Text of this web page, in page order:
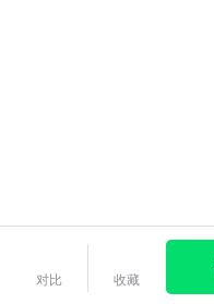
对比 收藏